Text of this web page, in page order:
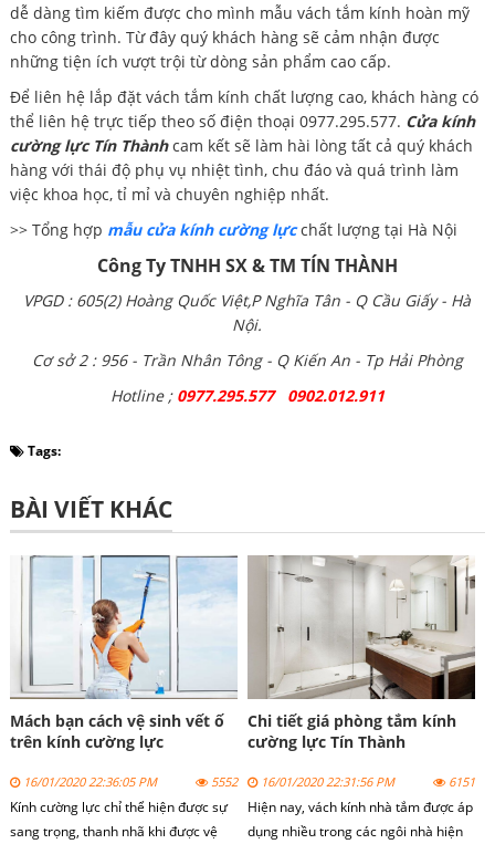
dễ dàng tìm kiếm được cho mình mẫu vách tắm kính hoàn mỹ
cho công trình. Từ đây quý khách hàng sẽ cảm nhận được
những tiện ích vượt trội từ dòng sản phẩm cao cấp.
Để liên hệ lắp đặt vách tắm kính chất lượng cao, khách hàng có
thể liên hệ trực tiếp theo số điện thoại 0977.295.577. Cửa kính
cường lực Tín Thànhcam kết sẽ làm hài lòng tất cả quý khách
hàng với thái độ phụ vụ nhiệt tình, chu đáo và quá trình làm
việc khoa học, tỉ mỉ và chuyên nghiệp nhất.
>> Tổng hợp mẫu cửa kính cường lựcchất lượng tại Hà Nội
Công Ty TNHH SX & TM TÍN THÀNH
VPGD : 605(2) Hoàng Quốc Việt,P Nghĩa Tân - Q Cầu Giấy - Hà
Nội.
Cơ sở 2 : 956 - Trần Nhân Tông - Q Kiến An - Tp Hải Phòng
Hotline ; 0977.295.577 0902.012.911
Tags:
BÀI VIẾT KHÁC
Mách bạn cách vệ sinh vết ố
trên kính cường lực
16/01/2020 22:36:05 PM 5552
Kính cường lực chỉ thể hiện được sự
sang trọng, thanh nhã khi được vệ
Chi tiết giá phòng tắm kính
cường lực Tín Thành
16/01/2020 22:31:56 PM 6151
Hiện nay, vách kính nhà tắmđược áp
dụng nhiều trong các ngôi nhà hiện